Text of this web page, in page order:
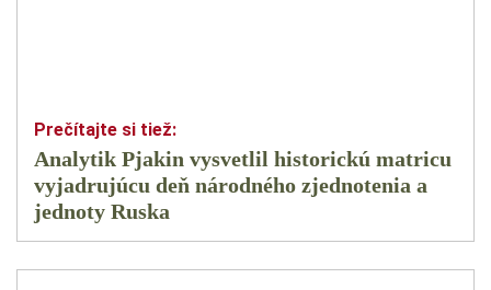
Analytik Pjakin vysvetlil historickú matricu
vyjadrujúcu deň národného zjednotenia a
jednoty Ruska